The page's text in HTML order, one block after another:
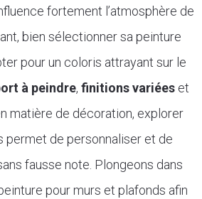
fortement l’atmosphère de
bien sélectionner sa peinture
pour un coloris attrayant sur le
à peindre, finitions variéeset
matière de décoration, explorer
permet de personnaliser et de
fausse note. Plongeons dans
pour murs et plafonds afin